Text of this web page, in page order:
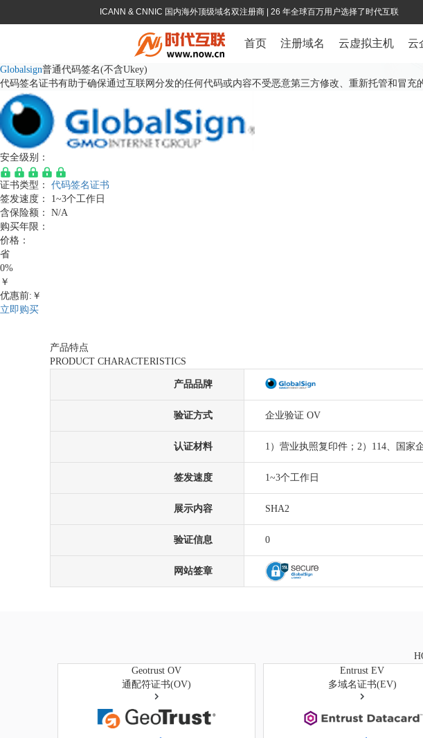
ICANN & CNNIC 国内海外顶级域名双注册商 | 26 年全球百万用户选择了时代互联
首页 注册域名 云虚拟主机 云
Globalsign普通代码签名(不含Ukey)
代码签名证书有助于确保通过互联网分发的任何代码或内容不受恶意第三方修改、重新托管和冒
安全级别：
证书类型：
代码签名证书
签发速度：
1~3个工作日
含保险额：
N/A
购买年限：
价格：
省
0%
￥
优惠前:￥
立即购买
产品特点
PRODUCT CHARACTERISTICS
产品品牌
验证方式 企业验证 OV
认证材料 1）营业执照复印件；2）114、国家
签发速度 1~3个工作日
展示内容 SHA2
验证信息 0
网站签章
Geotrust OV
通配符证书(OV)
Entrust EV
多域名证书(EV)